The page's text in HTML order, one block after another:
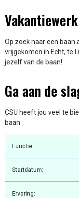
Op zoek naar een baan
vrijgekomen in Echt, te
jezelf van de baan!
Ga aan de
CSU heeft jou veel te
baan
Functie:
Startdatum:
Ervaring: